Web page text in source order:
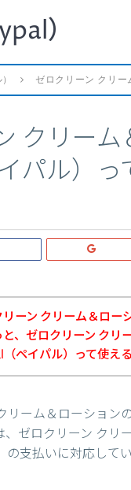
）
ゼロクリーン クリ
クリー
パル）っ
ーン クリーム＆ロー
と、ゼロクリーン ク
ペイパル）って使え
リーム＆ローショ
ゼロクリーン クリ
の支払いに対応して